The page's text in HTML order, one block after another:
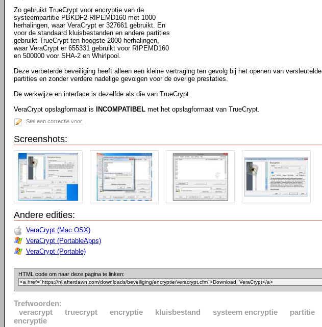
Zo gebruikt TrueCrypt voor encryptie van de
systeempartitie PBKDF2-RIPEMD160 met 1000
herhalingen, waar VeraCrypt er 327661 gebruikt. En
voor de standaard kluisbestanden en andere partities
gebruikt TrueCrypt ten hoogste 2000 herhalingen,
waar VeraCrypt er 655331 gebruikt voor RIPEMD160
en 500000 voor SHA-2 en Whirlpool.
Deze verbeterde beveiliging heeft alleen een kleine vertraging ten gevolg bij het openen van versleutelde
partities en zonder verdere nadelige gevolgen voor de overige prestaties.
De werkwijze en interface is dezelfde als die van TrueCrypt.
VeraCrypt opslagformaat is
INCOMPATIBEL met het opslagformaat van TrueCrypt.
Stel een correctie voor
Screenshots:
Andere edities:
VeraCrypt (Mac OSX)
VeraCrypt (PortableApps)
VeraCrypt (Portable)
HTML code om naar deze pagina te linken:
Trefwoorden:
veracrypt
truecrypt encryptie kluisbestand systeem encryptie
partitie
encryptie